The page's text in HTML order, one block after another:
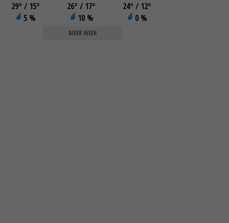
29° / 15°
5 %
26° / 17°
10 %
24° / 12°
0 %
MEER WEER